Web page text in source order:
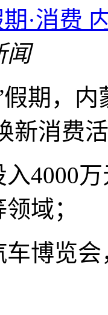
·消费
闻
，内
新消费
万
域；
览会